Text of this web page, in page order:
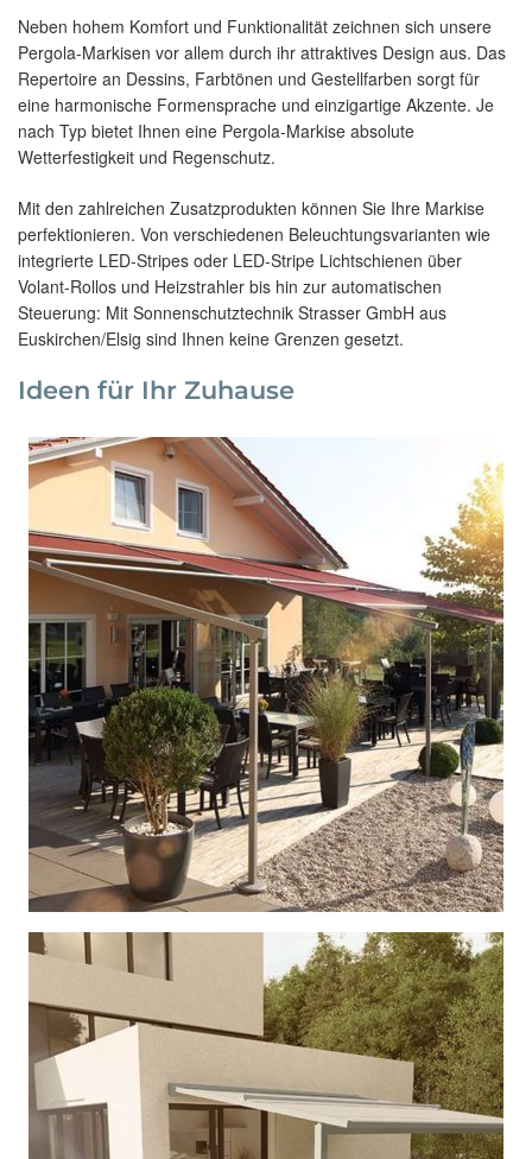
Neben hohem Komfort und Funktionalität zeichnen sich unsere
Pergola-Markisen vor allem durch ihr attraktives Design aus. Das
Repertoire an Dessins, Farbtönen und Gestellfarben sorgt für
eine harmonische Formensprache und einzigartige Akzente. Je
nach Typ bietet Ihnen eine Pergola-Markise absolute
Wetterfestigkeit und Regenschutz.
Mit den zahlreichen Zusatzprodukten können Sie Ihre Markise
perfektionieren. Von verschiedenen Beleuchtungsvarianten wie
integrierte LED-Stripes oder LED-Stripe Lichtschienen über
Volant-Rollos und Heizstrahler bis hin zur automatischen
Steuerung: Mit Sonnenschutztechnik Strasser GmbH aus
Euskirchen/Elsig sind Ihnen keine Grenzen gesetzt.
Ideen für Ihr Zuhause